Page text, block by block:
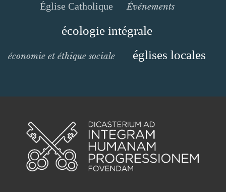
Église Catholique Événements
écologie intégrale
économie et éthique sociale églises locales